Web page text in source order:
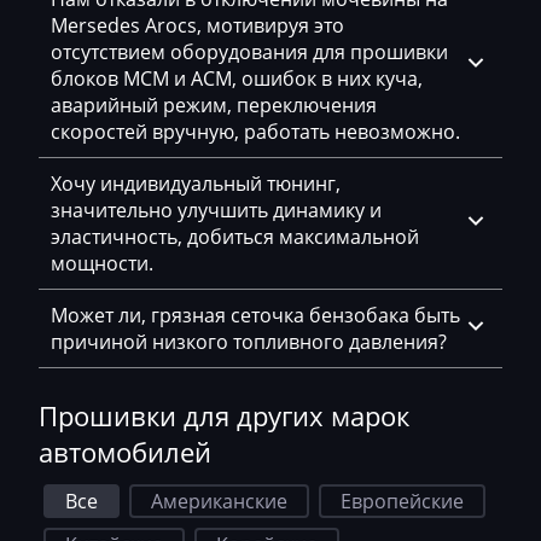
Nissan
Omoda
Opel
Oting
Otokar
Pellenc
Perkins
Peterbilt
Ploeger
Ponsse
Porsche
Mersedes Arocs, мотивируя это
отсутствием оборудования для прошивки
блоков MCM и ACM, ошибок в них куча,
аварийный режим, переключения
скоростей вручную, работать невозможно.
Хочу индивидуальный тюнинг,
значительно улучшить динамику и
эластичность, добиться максимальной
мощности.
Может ли, грязная сеточка бензобака быть
причиной низкого топливного давления?
Прошивки для других марок
автомобилей
Все Американские
Европейские